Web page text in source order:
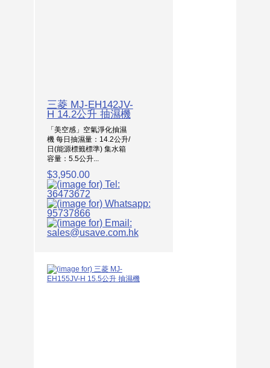
三菱 MJ-EH142JV-
H 14.2公升 抽濕機
「美空感」空氣淨化抽濕
機 每日抽濕量：14.2公升/
日(能源標籤標準) 集水箱
容量：5.5公升...
$3,950.00